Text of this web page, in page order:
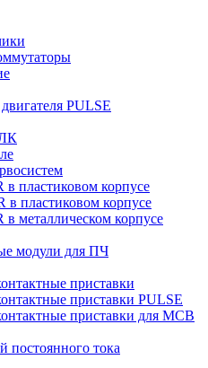
PULSE
пластиковом корпусе
в пластиковом корпусе
металлическом корпусе
модули для ПЧ
приставки
приставки PULSE
приставки для MCB
постоянного тока